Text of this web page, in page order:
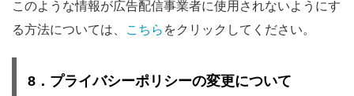
このような情報が広告配信事業者に使用されないようにす
る方法については、
こちら をクリックしてください。
8．プライバシーポリシーの変更について